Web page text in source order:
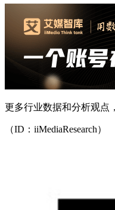
更多行业数据和分析观点
（ID：iiMediaResearch）